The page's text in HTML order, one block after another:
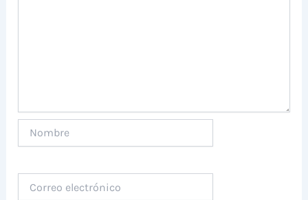
electrónico